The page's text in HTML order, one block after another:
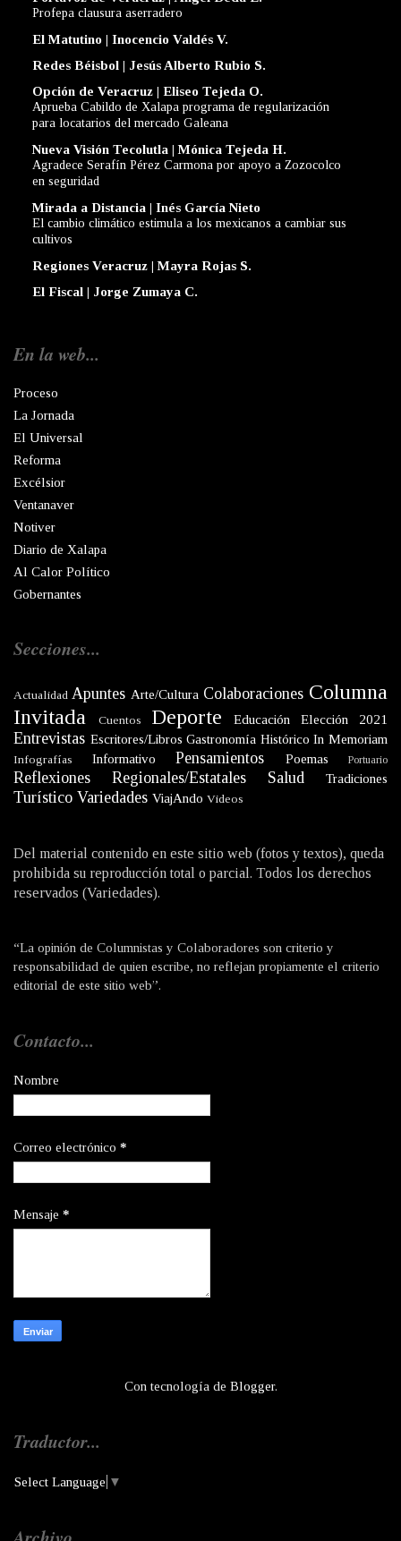
Profepa clausura aserradero
El Matutino | Inocencio Valdés V.
Redes Béisbol | Jesús Alberto Rubio S.
Opción de Veracruz | Eliseo Tejeda O.
Aprueba Cabildo de Xalapa programa de regularización
para locatarios del mercado Galeana
Nueva Visión Tecolutla | Mónica Tejeda H.
Agradece Serafín Pérez Carmona por apoyo a Zozocolco
en seguridad
Mirada a Distancia | Inés García Nieto
El cambio climático estimula a los mexicanos a cambiar sus
cultivos
Regiones Veracruz | Mayra Rojas S.
El Fiscal | Jorge Zumaya C.
En la web...
Proceso
La Jornada
El Universal
Reforma
Excélsior
Ventanaver
Notiver
Diario de Xalapa
Al Calor Político
Gobernantes
Secciones...
Actualidad Apuntes Arte/Cultura Colaboraciones Columna
Invitada
Cuentos Deporte Educación Elección 2021
Entrevistas Escritores/Libros Gastronomía Histórico In Memoriam
Infografías Informativo Pensamientos Poemas Portuario
Reflexiones Regionales/Estatales Salud Tradiciones
Turístico Variedades ViajAndo Videos
Del material contenido en este sitio web (fotos y textos), queda
prohibida su reproducción total o parcial. Todos los derechos
reservados (Variedades).
“La opinión de Columnistas y Colaboradores son criterio y
responsabilidad de quien escribe, no reflejan propiamente el criterio
editorial de este sitio web”.
Contacto...
Nombre
Correo electrónico *
Mensaje *
Con tecnología de Blogger.
Traductor...
Select Language ▼